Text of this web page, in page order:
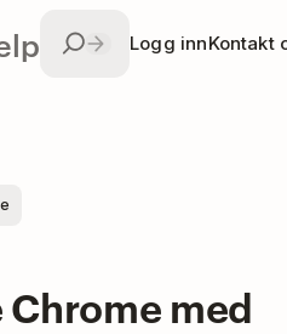
Logg innKontakt
med